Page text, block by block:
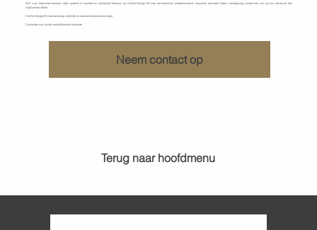
Wilt u uw betonvloer opnieuw laten spreken in kwaliteit en uitstraling? Vertrouw op KenDa Design BV voor een technisch onderbouwde en duurzame renovatie. Neem vandaag nog contact met ons op voor advies en een
vrijblijvende offerte.
KenDa Design BV vakmanschap, techniek en duurzame betonoplossingen.
Contacteer ons via het contactformulier hieronder.
Neem contact op
Terug naar hoofdmenu